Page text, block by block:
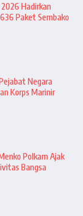
Hadirkan
Paket Sembako
Negara
Korps Marinir
Polkam Ajak
Bangsa